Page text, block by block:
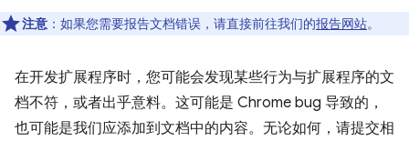
注意 ：如果您需要报告文档错误，请直接前往我们的报告网站。
在开发扩展程序时，您可能会发现某些行为与扩展程序的文
档不符，或者出乎意料。这可能是 Chrome bug 导致的，
也可能是我们应添加到文档中的内容。无论如何，请提交相